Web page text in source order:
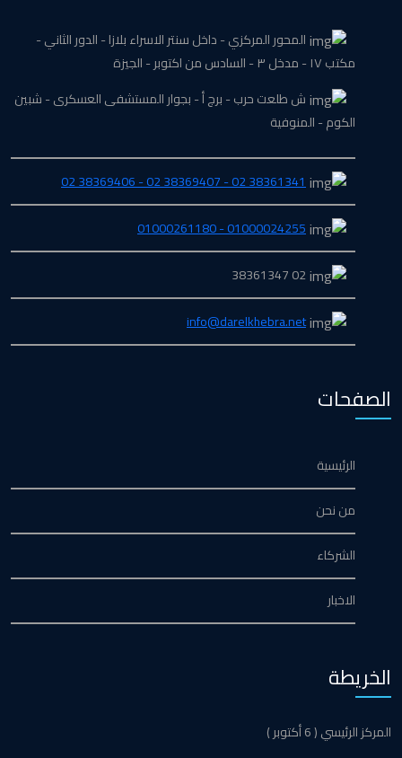
المحور المركزي - داخل سنتر الاسراء بلازا - الدور الثاني -
مكتب ١٧ - مدخل ٣ - السادس من اكتوبر - الجيزة
ش طلعت حرب - برج أ - بجوار المستشفى العسكرى - شبين
الكوم - المنوفية
38361341 02 - 38369407 02 - 38369406 02
01000024255 - 01000261180
02 38361347
info@darelkhebra.net
الصفحات
الرئيسية
من نحن
الشركاء
الاخبار
الخريطة
المركز الرئيسي ( 6 أكتوبر )